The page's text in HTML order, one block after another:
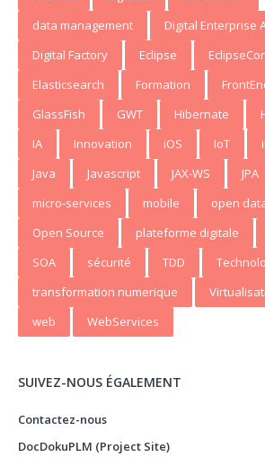
data management
Digital Enterprise
Digital Factory
Eclipse
Elasticsearch
Formation
GlassFish
GWT Hibernate
IA
Innovation iOS IoT
Java
Javascript JAX-WS JPA
micro-services
mobile
open
Open Source
plateforme digitale
SOA
sécurité TDD
transformation numerique
web
WebServices
SUIVEZ-NOUS ÉGALEMENT
Contactez-nous
DocDokuPLM (Project Site)